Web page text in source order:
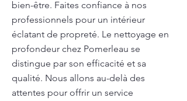
bien-être. Faites confiance à nos
professionnels pour un intérieur
éclatant de propreté. Le nettoyage en
profondeur chez Pomerleau se
distingue par son efficacité et sa
qualité. Nous allons au-delà des
attentes pour offrir un service